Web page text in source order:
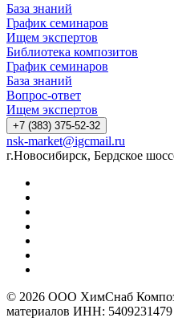
База знаний
График семинаров
Ищем экспертов
Библиотека композитов
График семинаров
База знаний
Вопрос-ответ
Ищем экспертов
+7 (383) 375-52-32
nsk-market@igcmail.ru
г.Новосибирск, Бердское
© 2026 ООО ХимСнаб
материалов ИНН: